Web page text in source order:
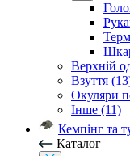
Верхній
Взуття
Окуляри
Інше (11)
Кемпінг та
Каталог